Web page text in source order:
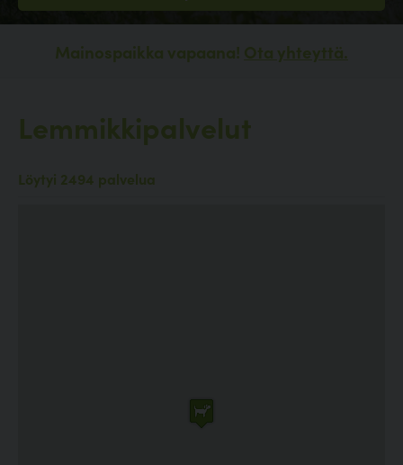
Mainospaikka vapaana! Ota yhteyttä.
Lemmikkipalvelut
Löytyi 2494 palvelua